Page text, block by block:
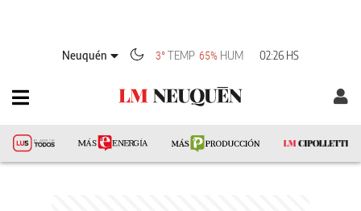
Neuquén 3° TEMP 65% HUM 02:26 HS